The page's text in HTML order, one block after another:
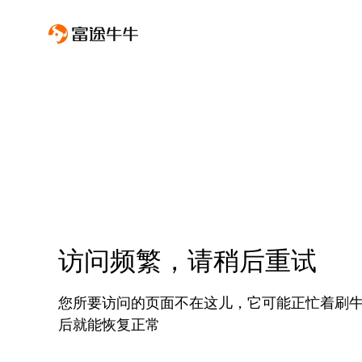
访问频繁，请稍后重试
您所要访问的页面不在这儿，它可能正忙着刷
后就能恢复正常